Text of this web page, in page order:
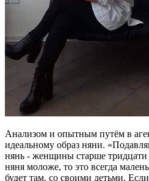
Анализом и опытным путём в
идеальному образ няни.
нянь - женщины старше тридцати
няня моложе, то это всегда
будет там, со своими детьми.